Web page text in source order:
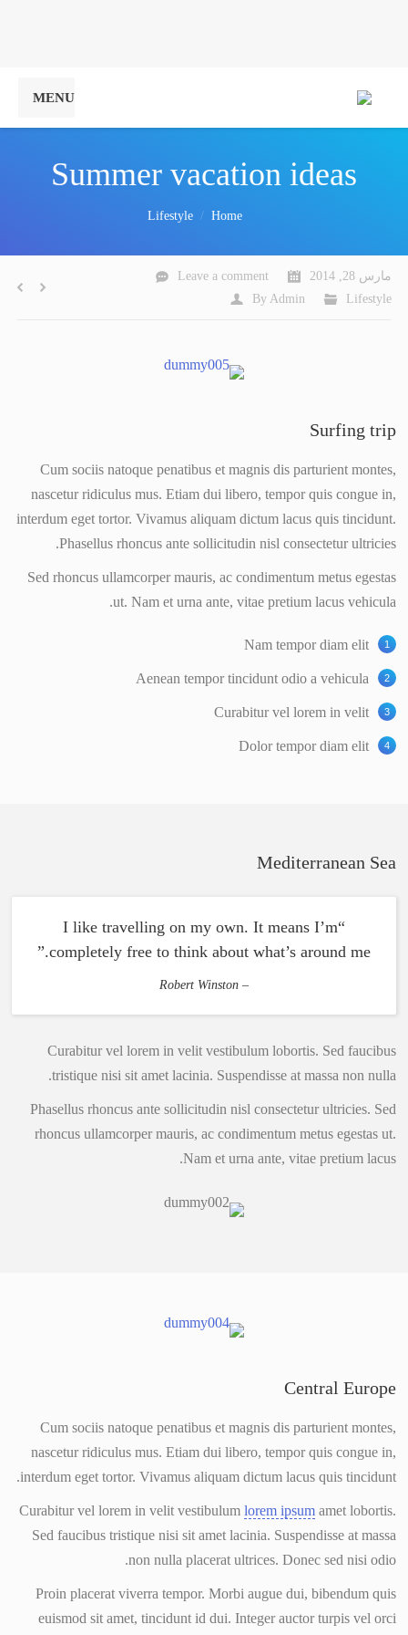
MENU
Summer vacation ideas
Home
Lifestyle
مارس 28, 2014
Leave a comment
Lifestyle
By Admin
Surfing trip
Cum sociis natoque penatibus et magnis dis parturient montes,
nascetur ridiculus mus. Etiam dui libero, tempor quis congue in,
interdum eget tortor. Vivamus aliquam dictum lacus quis tincidunt.
Phasellus rhoncus ante sollicitudin nisl consectetur ultricies.
Sed rhoncus ullamcorper mauris, ac condimentum metus egestas
ut. Nam et urna ante, vitae pretium lacus vehicula.
Nam tempor diam elit
Aenean tempor tincidunt odio a vehicula
Curabitur vel lorem in velit
Dolor tempor diam elit
Mediterranean Sea
“I like travelling on my own. It means I’m
completely free to think about what’s around me.”
– Robert Winston
Curabitur vel lorem in velit vestibulum lobortis. Sed faucibus
tristique nisi sit amet lacinia. Suspendisse at massa non nulla.
Phasellus rhoncus ante sollicitudin nisl consectetur ultricies. Sed
rhoncus ullamcorper mauris, ac condimentum metus egestas ut.
Nam et urna ante, vitae pretium lacus.
Central Europe
Cum sociis natoque penatibus et magnis dis parturient montes,
nascetur ridiculus mus. Etiam dui libero, tempor quis congue in,
interdum eget tortor. Vivamus aliquam dictum lacus quis tincidunt.
Curabitur vel lorem in velit vestibulum lorem ipsum amet lobortis.
Sed faucibus tristique nisi sit amet lacinia. Suspendisse at massa
non nulla placerat ultrices. Donec sed nisi odio.
Proin placerat viverra tempor. Morbi augue dui, bibendum quis
euismod sit amet, tincidunt id dui. Integer auctor turpis vel orci